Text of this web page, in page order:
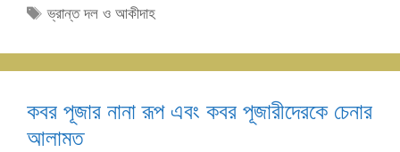
Tags
ভ্রান্ত দল ও আকীদাহ
কবর পূজার নানা রূপ এবং কবর পূজারীদেরকে চেনার
আলামত